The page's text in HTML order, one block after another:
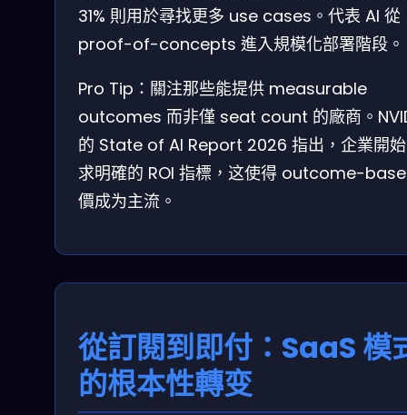
31% 則用於尋找更多 use cases。代表 AI 從
proof-of-concepts 進入規模化部署階段。
Pro Tip：關注那些能提供 measurable
outcomes 而非僅 seat count 的廠商。
的 State of AI Report 2026 指出，企業開
求明確的 ROI 指標，这使得 outcome-
價成为主流。
從訂閱到即付：SaaS 模
的根本性轉变